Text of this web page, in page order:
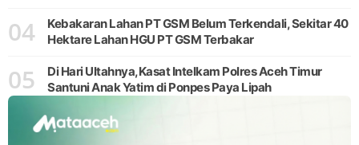
Kecamatan Beutong, Kabupaten
04
Kebakaran Lahan PT GSM Belum Terkendali, Sekitar 40
Hektare Lahan HGU PT GSM Terbakar
05
Di Hari Ultahnya,Kasat Intelkam Polres Aceh Timur
Santuni Anak Yatim di Ponpes Paya Lipah